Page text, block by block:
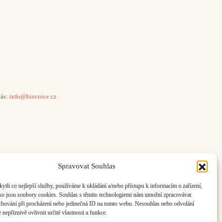
Spravovat Souhlas
co nejlepší služby, používáme k ukládání a/nebo přístupu k informacím o zařízení,
jsou soubory cookies. Souhlas s těmito technologiemi nám umožní zpracovávat
při procházení nebo jedinečná ID na tomto webu. Nesouhlas nebo odvolání
nepříznivě ovlivnit určité vlastnosti a funkce.
info@hisvoice.cz